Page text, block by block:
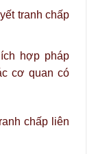
tranh chấp
hợp pháp
cơ quan có
chấp liên